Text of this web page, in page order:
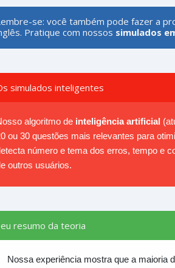
se: você também pode fazer a
Pratique com nossos simulados
simulados inteligentes
algoritmo de inteligência artificial
ou 30 questões mais relevantes para
número e tema dos erros, tempo e
outros usuários.
resumo da teoria
Nossa experiência mostra que a maioria